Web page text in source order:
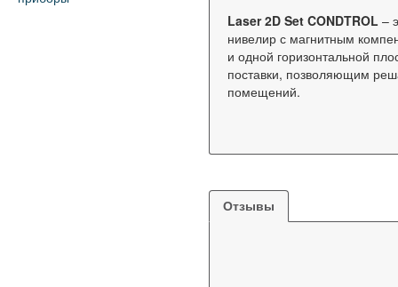
Laser 2D Set CONDTROL –
нивелир с магнитным
и одной горизонтальной
поставки, позволяющим
помещений.
Отзывы